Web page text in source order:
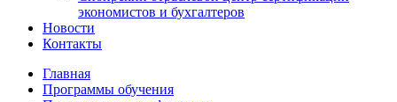
экономистов и бухгалтеров
Новости
Контакты
Главная
Программы обучения